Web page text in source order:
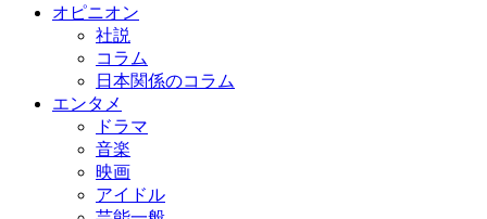
オピニオン
社説
コラム
日本関係のコラム
エンタメ
ドラマ
音楽
映画
アイドル